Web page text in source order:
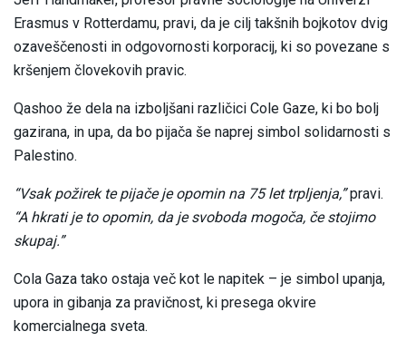
Erasmus v Rotterdamu, pravi, da je cilj takšnih bojkotov dvig
ozaveščenosti in odgovornosti korporacij, ki so povezane s
kršenjem človekovih pravic.
Qashoo že dela na izboljšani različici Cole Gaze, ki bo bolj
gazirana, in upa, da bo pijača še naprej simbol solidarnosti s
Palestino.
“Vsak požirek te pijače je opomin na 75 let trpljenja,”pravi.
“A hkrati je to opomin, da je svoboda mogoča, če stojimo
skupaj.”
Cola Gaza tako ostaja več kot le napitek – je simbol upanja,
upora in gibanja za pravičnost, ki presega okvire
komercialnega sveta.